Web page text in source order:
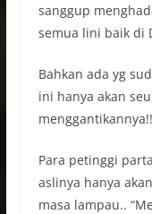
sanggup
semua lini baik di
Bahkan ada yg
ini hanya akan
Para petinggi
aslinya hanya
masa lampau..